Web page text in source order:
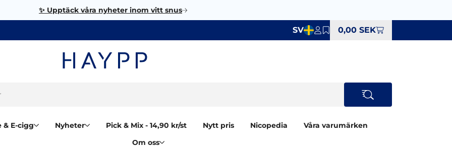
✨ Upptäck våra nyheter inom vitt snus
SV 0,00 SEK
& E-cigg Nyheter Pick & Mix - 14,90 kr/st Nytt pris Nicopedia
Våra varumärken
Om oss